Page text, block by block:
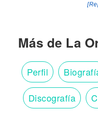
Más de La
Perfil
Discografía